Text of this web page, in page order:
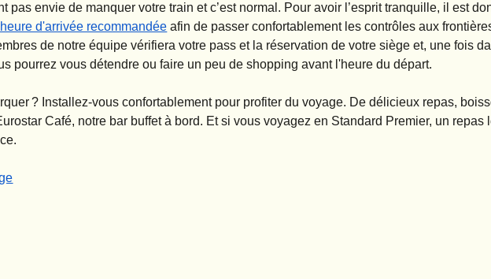
pas envie de manquer votre train et c’est normal. Pour avoir l’esprit tranquille, il est
d'arrivée recommandée afin de passer confortablement les contrôles aux
de notre équipe vérifiera votre pass et la réservation de votre siège et, une fois
pourrez vous détendre ou faire un peu de shopping avant l'heure du départ.
? Installez-vous confortablement pour profiter du voyage. De délicieux repas,
Café, notre bar buffet à bord. Et si vous voyagez en Standard Premier, un repas
de Londres